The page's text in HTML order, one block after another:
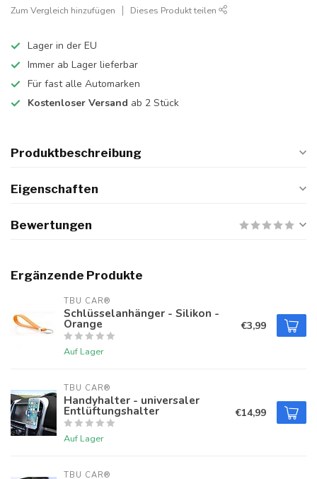
Zum Vergleich hinzufügen Dieses Produkt teilen
Lager in der EU
Immer ab Lager lieferbar
Für fast alle Automarken
Kostenloser Versand ab 2 Stück
Produktbeschreibung
Eigenschaften
Bewertungen
Ergänzende Produkte
TBU CAR®
Schlüsselanhänger - Silikon -
Orange
Auf Lager
€3,99
TBU CAR®
Handyhalter - universaler
Entlüftungshalter
Auf Lager
€14,99
TBU CAR®